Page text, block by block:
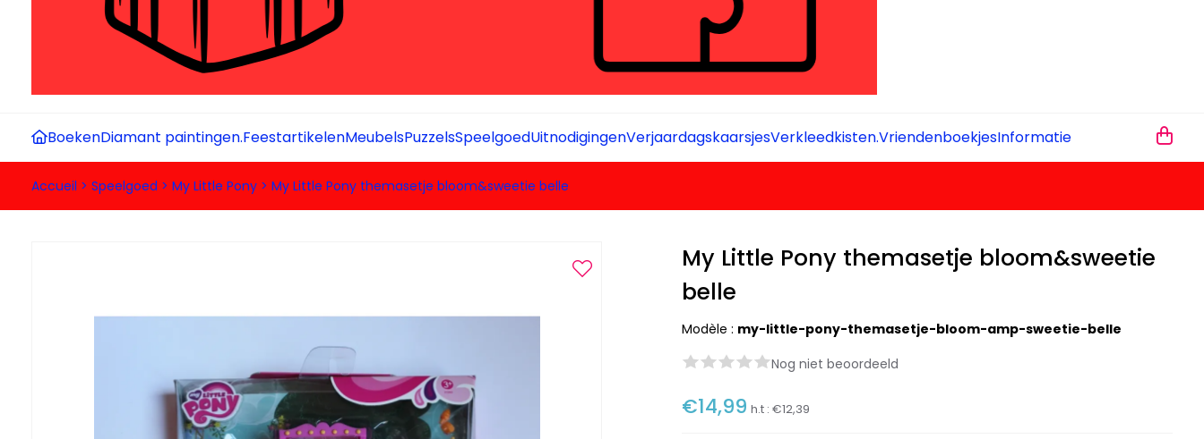
BoekenDiamant paintingen.FeestartikelenMeubelsPuzzelsSpeelgoedUitnodigingenVerjaardagskaarsjesVerkleedkisten.VriendenboekjesInformatie
Accueil > Speelgoed > My Little Pony > My Little Pony themasetje bloom&sweetie belle
My Little Pony themasetje bloom&sweetie
belle
Modèle : my-little-pony-themasetje-bloom-amp-sweetie-belle
Nog niet beoordeeld
€14,99 h.t :€12,39